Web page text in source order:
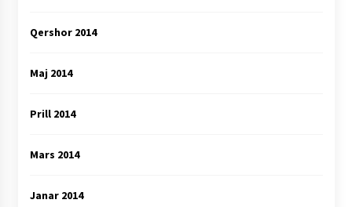
Qershor 2014
Maj 2014
Prill 2014
Mars 2014
Janar 2014